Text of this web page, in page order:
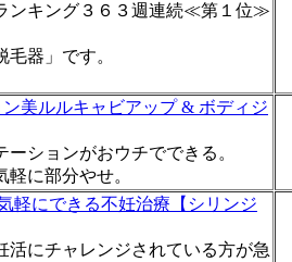
ンキング３６３週連続≪第１位≫
器」です。
美ルルキャビアップ & ボディジ
ションがおウチでできる。
に部分やせ。
軽にできる不妊治療【シリンジ
活にチャレンジされている方が急